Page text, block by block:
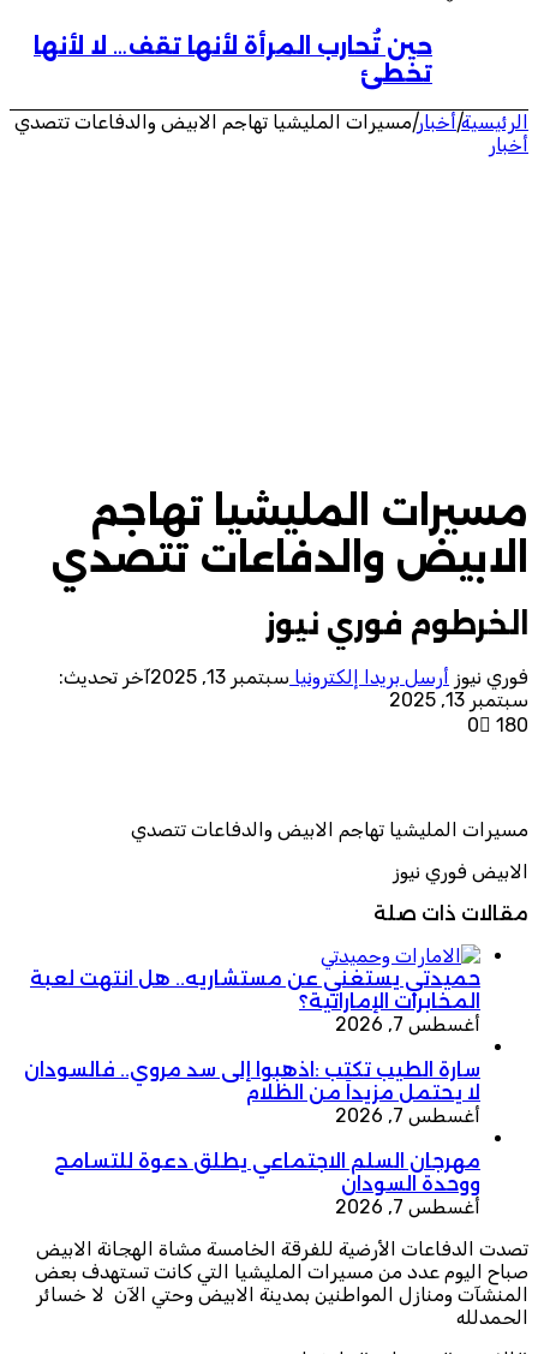
حين تُحارب المرأة لأنها تقف… لا لأنها
تخطئ
الرئيسية|أخبار|مسيرات المليشيا تهاجم الابيض والدفاعات تتصدي
أخبار
مسيرات المليشيا تهاجم
الابيض والدفاعات تتصدي
الخرطوم فوري نيوز
فوري نيوز أرسل بريدا إلكترونيا سبتمبر 13, 2025
آخر تحديث:
سبتمبر 13, 2025
0
180
مسيرات المليشيا تهاجم الابيض والدفاعات تتصدي
الابيض فوري نيوز
مقالات ذات صلة
حميدتي يستغني عن مستشاريه.. هل انتهت لعبة
المخابرات الإماراتية؟
أغسطس 7, 2026
سارة الطيب تكتب :اذهبوا إلى سد مروي.. فالسودان
لا يحتمل مزيداً من الظلام
أغسطس 7, 2026
مهرجان السلم الاجتماعي يطلق دعوة للتسامح
ووحدة السودان
أغسطس 7, 2026
تصدت الدفاعات الأرضية للفرقة الخامسة مشاة الهجانة الابيض
صباح اليوم عدد من مسيرات المليشيا التي كانت تستهدف بعض
المنشآت ومنازل المواطنين بمدينة الابيض وحتي الآن لا خسائر
الحمدلله